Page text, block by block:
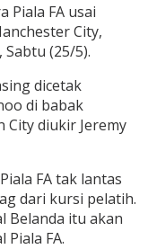
Piala FA usai
City,
(25/5).
dicetak
di babak
City diukir Jeremy
FA tak lantas
dari kursi pelatih.
Belanda itu akan
FA.